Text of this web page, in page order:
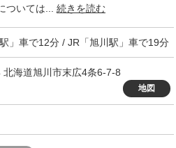
ついては... 続きを読む
」車で12分 / JR「旭川駅」車で19分
北海道旭川市末広4条6-7-8
地図